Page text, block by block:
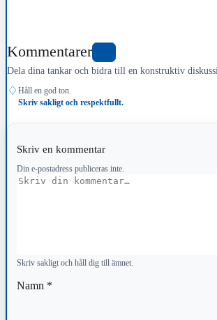
Kommentarer
Dela dina tankar och bidra till en konstruktiv
♢ Håll en god ton.
Skriv sakligt och respektfullt.
Skriv en kommentar
Din e-postadress publiceras inte.
Kommentar
Skriv sakligt och håll dig till ämnet.
Namn *